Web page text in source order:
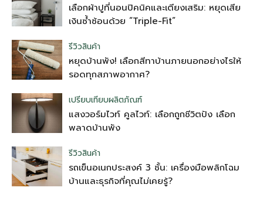
เลือกผ้าปูที่นอนปิคนิคและเตียงเสริม: หยุดเสีย
เงินซ้ำซ้อนด้วย “Triple-Fit”
รีวิวสินค้า
หยุดบ้านพัง! เลือกสีทาบ้านภายนอกอย่างไรให้
รอดทุกสภาพอากาศ?
เปรียบเทียบผลิตภัณฑ์
แสงวอร์มไวท์ คูลไวท์: เลือกถูกชีวิตปัง เลือก
พลาดบ้านพัง
รีวิวสินค้า
รถเข็นอเนกประสงค์ 3 ชั้น: เครื่องมือพลิกโฉม
บ้านและธุรกิจที่คุณไม่เคยรู้?